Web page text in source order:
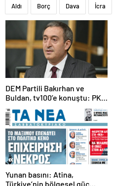
Aldı Borç Dava İcra
DEM Partili Bakırhan ve
Buldan, tv100’e konuştu: PKK
ne zaman kendini feshedecek
Yunan basını: Atina,
Türkiye’nin bölgesel güç